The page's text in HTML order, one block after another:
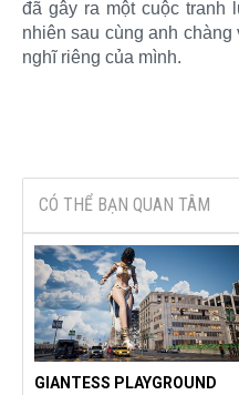
đã gây ra một cuộc tranh
nhiên sau cùng anh
nghĩ riêng của mình.​
CÓ THỂ BẠN QUAN TÂM
GIANTESS PLAYGROUND